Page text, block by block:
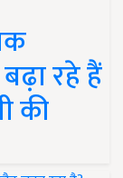
रहे हैं
की